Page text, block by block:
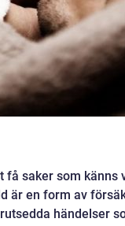
saker som
är en form av
händelser